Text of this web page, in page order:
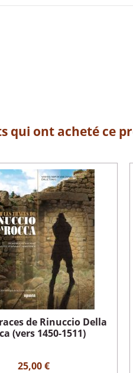
qui ont acheté ce
de Rinuccio Della
(vers 1450-1511)
25,00 €